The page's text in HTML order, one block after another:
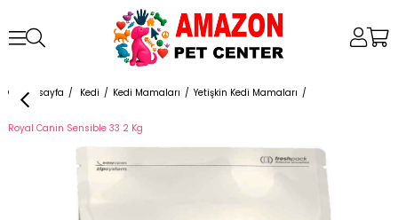
Anasayfa Kedi Kedi Mamaları Yetişkin Kedi Mamaları
Royal Canin Sensible 33 2 Kg